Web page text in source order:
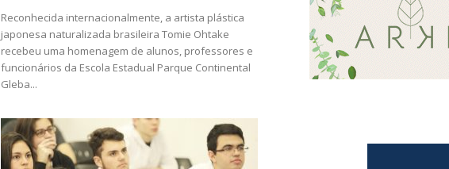
Reconhecida internacionalmente, a artista plástica
japonesa naturalizada brasileira Tomie Ohtake
recebeu uma homenagem de alunos, professores e
funcionários da Escola Estadual Parque Continental
Gleba...